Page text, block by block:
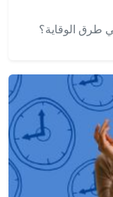
طرق الوقاية؟